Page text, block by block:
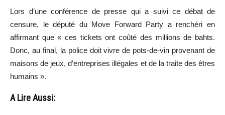
Lors d’une conférence de presse qui a suivi ce débat de
censure, le député du Move Forward Party a renchéri en
affirmant que « ces tickets ont coûté des millions de bahts.
Donc, au final, la police doit vivre de pots-de-vin provenant de
maisons de jeux, d’entreprises illégales et de la traite des êtres
humains ».
A Lire Aussi: